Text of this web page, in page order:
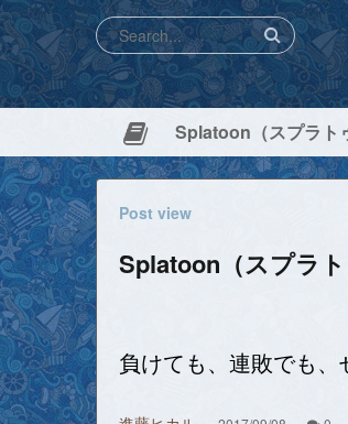
Splatoon（スプラト
Post view
Splatoon（スプラト
負けても、連敗でも、